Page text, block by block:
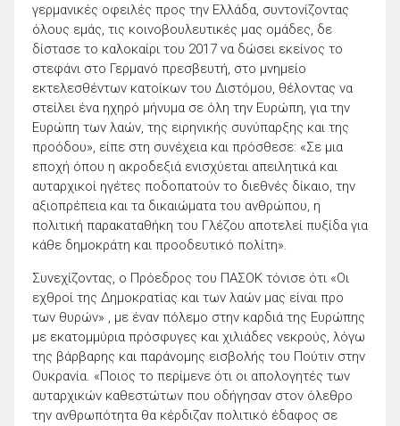
γερμανικές οφειλές προς την Ελλάδα, συντονίζοντας
όλους εμάς, τις κοινοβουλευτικές μας ομάδες, δε
δίστασε το καλοκαίρι του 2017 να δώσει εκείνος το
στεφάνι στο Γερμανό πρεσβευτή, στο μνημείο
εκτελεσθέντων κατοίκων του Διστόμου, θέλοντας να
στείλει ένα ηχηρό μήνυμα σε όλη την Ευρώπη, για την
Ευρώπη των λαών, της ειρηνικής συνύπαρξης και της
προόδου», είπε στη συνέχεια και πρόσθεσε: «Σε μια
εποχή όπου η ακροδεξιά ενισχύεται απειλητικά και
αυταρχικοί ηγέτες ποδοπατούν το διεθνές δίκαιο, την
αξιοπρέπεια και τα δικαιώματα του ανθρώπου, η
πολιτική παρακαταθήκη του Γλέζου αποτελεί πυξίδα για
κάθε δημοκράτη και προοδευτικό πολίτη».
Συνεχίζοντας, ο Πρόεδρος του ΠΑΣΟΚ τόνισε ότι «Οι
εχθροί της Δημοκρατίας και των λαών μας είναι προ
των θυρών» , με έναν πόλεμο στην καρδιά της Ευρώπης
με εκατομμύρια πρόσφυγες και χιλιάδες νεκρούς, λόγω
της βάρβαρης και παράνομης εισβολής του Πούτιν στην
Ουκρανία. «Ποιος το περίμενε ότι οι απολογητές των
αυταρχικών καθεστώτων που οδήγησαν στον όλεθρο
την ανθρωπότητα θα κέρδιζαν πολιτικό έδαφος σε